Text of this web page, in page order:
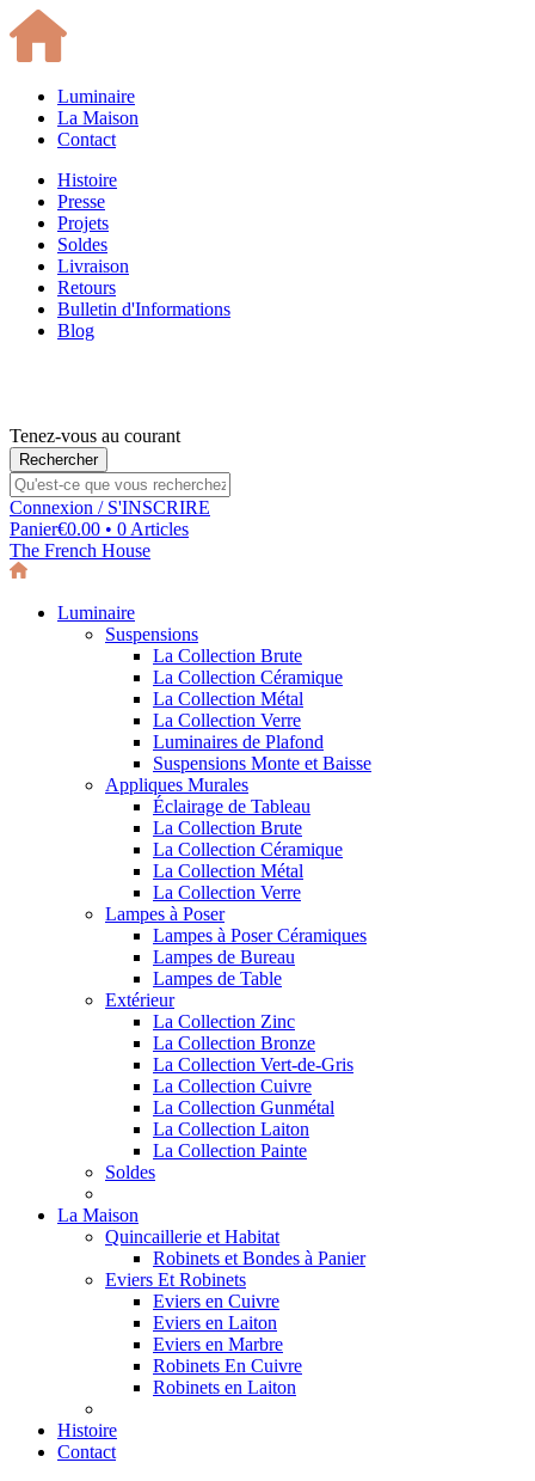
Luminaire
La Maison
Contact
Histoire
Presse
Projets
Soldes
Livraison
Retours
Bulletin d'Informations
Blog
Tenez-vous au courant
Connexion / S'INSCRIRE
Panier€0.00 • 0 Articles
The French House
Luminaire
Suspensions
La Collection Brute
La Collection Céramique
La Collection Métal
La Collection Verre
Luminaires de Plafond
Suspensions Monte et Baisse
Appliques Murales
Éclairage de Tableau
La Collection Brute
La Collection Céramique
La Collection Métal
La Collection Verre
Lampes à Poser
Lampes à Poser Céramiques
Lampes de Bureau
Lampes de Table
Extérieur
La Collection Zinc
La Collection Bronze
La Collection Vert-de-Gris
La Collection Cuivre
La Collection Gunmétal
La Collection Laiton
La Collection Painte
Soldes
La Maison
Quincaillerie et Habitat
Robinets et Bondes à Panier
Eviers Et Robinets
Eviers en Cuivre
Eviers en Laiton
Eviers en Marbre
Robinets En Cuivre
Robinets en Laiton
Histoire
Contact